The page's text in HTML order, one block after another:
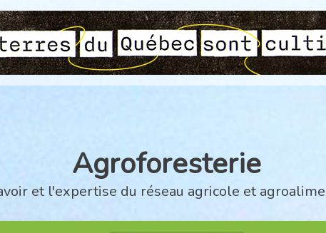
Agroforesterie
et l'expertise du réseau agricole et